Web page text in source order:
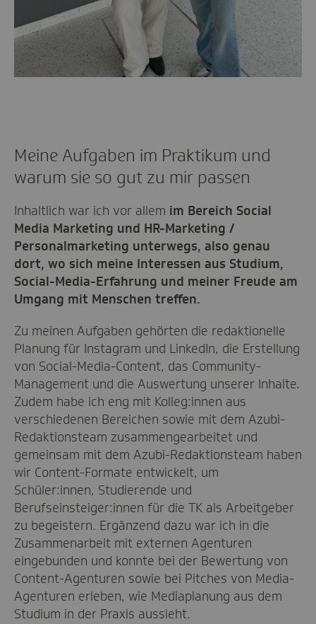
Meine Aufgaben im Praktikum und
warum sie so gut zu mir passen
Inhaltlich war ich vor allem im Bereich Social
Media Marketing und HR-Marketing /
Personalmarketing unterwegs, also genau
dort, wo sich meine Interessen aus Studium,
Social-Media-Erfahrung und meiner Freude am
Umgang mit Menschen treffen.
Zu meinen Aufgaben gehörten die redaktionelle
Planung für Instagram und LinkedIn, die Erstellung
von Social-Media-Content, das Community-
Management und die Auswertung unserer Inhalte.
Zudem habe ich eng mit Kolleg:innen aus
verschiedenen Bereichen sowie mit dem Azubi-
Redaktionsteam zusammengearbeitet und
gemeinsam mit dem Azubi-Redaktionsteam haben
wir Content-Formate entwickelt, um
Schüler:innen, Studierende und
Berufseinsteiger:innen für die TK als Arbeitgeber
zu begeistern. Ergänzend dazu war ich in die
Zusammenarbeit mit externen Agenturen
eingebunden und konnte bei der Bewertung von
Content-Agenturen sowie bei Pitches von Media-
Agenturen erleben, wie Mediaplanung aus dem
Studium in der Praxis aussieht.